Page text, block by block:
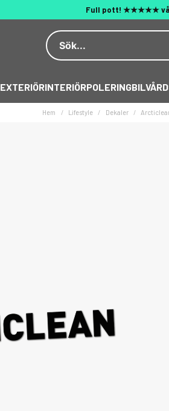
Fri frakt över
Dekal på
EXTERIÖRINTERIÖRPOLERING
Hem Lifestyle Dekaler